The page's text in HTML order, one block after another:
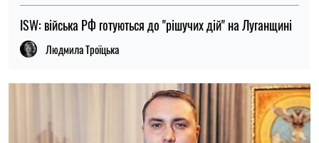
ISW: війська РФ готуються до "рішучих дій" на Луганщині
Людмила Троїцька